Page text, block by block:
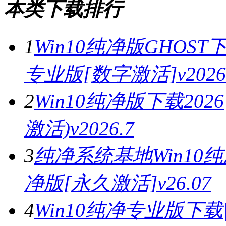
本类下载排行
1Win10纯净版GHOST
专业版[数字激活]v2026
2Win10纯净版下载
激活)v2026.7
3纯净系统基地Win10
净版[永久激活]v26.07
4Win10纯净专业版下